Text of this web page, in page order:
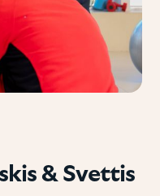
& Svettis